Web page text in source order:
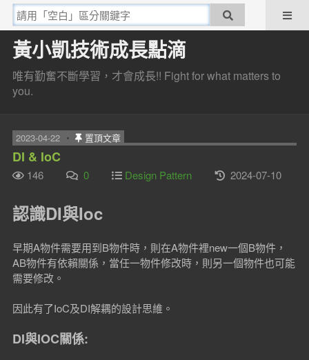
黃小凱技術成長點滴
唯有勤奮不斷學習，才會成長!! Fight for what matters to
you.
2023-04-22 置頂文章
DI & IoC
146 0 Design Pattern 2024-07-10
認識DI與Ioc
早期A物件需要用到B物件時，則在A物件裡new一個B物件，
AB物件有依賴關係，當任一物件修改時，則另一個物件也可能
需要修改。
因此有了IoC及DI解耦的設計思維。
DI與IOC關係: